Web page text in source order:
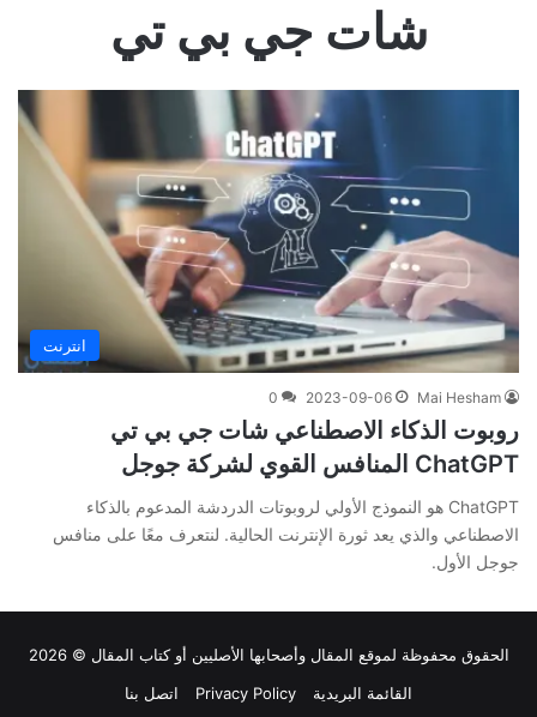
شات جي بي تي
انترنت
Mai Hesham
2023-09-06
0
روبوت الذكاء الاصطناعي شات جي بي تي
ChatGPT المنافس القوي لشركة جوجل
ChatGPT هو النموذج الأولي لروبوتات الدردشة المدعوم بالذكاء
الاصطناعي والذي يعد ثورة الإنترنت الحالية. لنتعرف معًا على منافس
جوجل الأول.
الحقوق محفوظة لموقع المقال وأصحابها الأصليين أو كتاب المقال © 2026
القائمة البريدية
Privacy Policy اتصل بنا